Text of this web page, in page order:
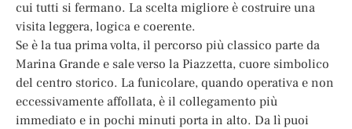
cui tutti si fermano. La scelta migliore è costruire una
visita leggera, logica e coerente.
Se è la tua prima volta, il percorso più classico parte da
Marina Grande e sale verso la Piazzetta, cuore simbolico
del centro storico. La funicolare, quando operativa e non
eccessivamente affollata, è il collegamento più
immediato e in pochi minuti porta in alto. Da lì puoi